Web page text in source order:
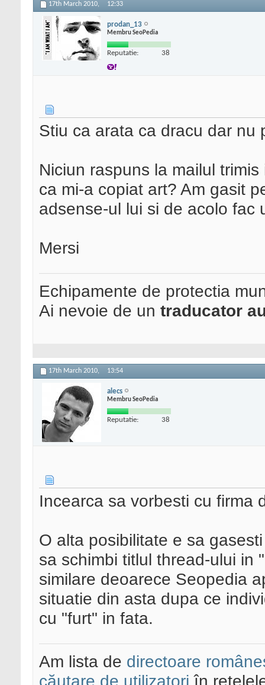
17th March 2010, 12:33
prodan_13
Membru SeoPedia
Reputatie: 38
Stiu ca arata ca dracu dar nu
Niciun raspuns la mailul
ca mi-a copiat art? Am gasit
adsense-ul lui si de acolo fac
Mersi
Echipamente de protectia
Ai nevoie de un traducator
17th March 2010, 13:54
alecs
Membru SeoPedia
Reputatie: 38
Incearca sa vorbesti cu firma
O alta posibilitate e sa
sa schimbi titlul thread-ului in
similare deoarece Seopedia
situatie din asta dupa ce
cu "furt" in fata.
Am lista de directoare
căutare de utilizatori în